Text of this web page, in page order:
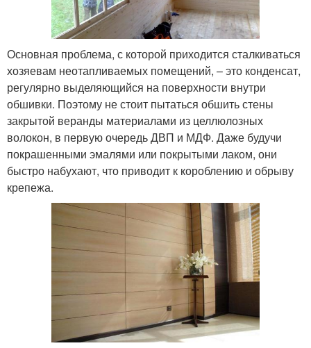
Основная проблема, с которой приходится сталкиваться
хозяевам неотапливаемых помещений, – это конденсат,
регулярно выделяющийся на поверхности внутри
обшивки. Поэтому не стоит пытаться обшить стены
закрытой веранды материалами из целлюлозных
волокон, в первую очередь ДВП и МДФ. Даже будучи
покрашенными эмалями или покрытыми лаком, они
быстро набухают, что приводит к короблению и обрыву
крепежа.